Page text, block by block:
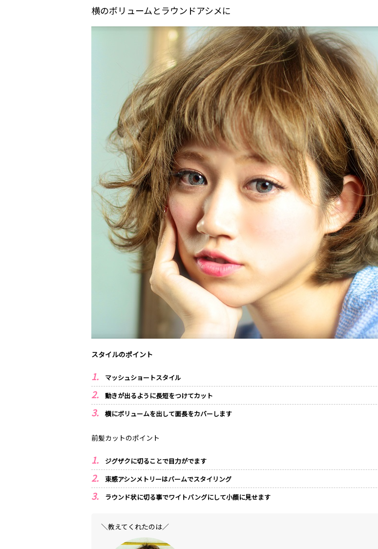
横のボリュームとラウンドアシメに
スタイルのポイント
マッシュショートスタイル
動きが出るように長短をつけてカット
横にボリュームを出して面長をカバーします
前髪カットのポイント
ジグザクに切ることで目力がでます
束感アシンメトリーはバームでスタイリング
ラウンド状に切る事でワイトバングにして小顔に見せます
＼教えてくれたのは／